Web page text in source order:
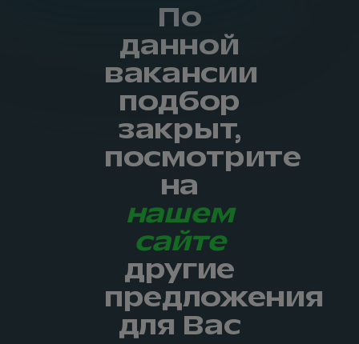
По
данной
вакансии
подбор
закрыт,
посмотрите
на
нашем
сайте
другие
предложения
для Вас